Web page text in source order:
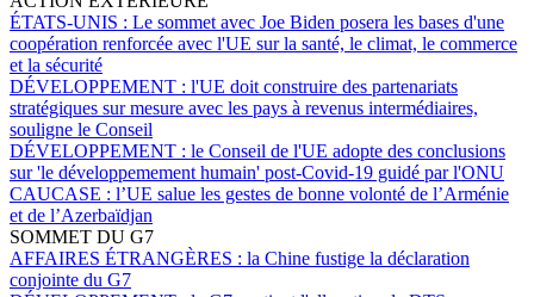
ÉTATS-UNIS : Le sommet avec Joe Biden posera les bases d'une
coopération renforcée avec l'UE sur la santé, le climat, le commerce
et la sécurité
DÉVELOPPEMENT : l'UE doit construire des partenariats
stratégiques sur mesure avec les pays à revenus intermédiaires,
souligne le Conseil
DÉVELOPPEMENT : le Conseil de l'UE adopte des conclusions
sur 'le développemement humain' post-Covid-19 guidé par l'ONU
CAUCASE : l’UE salue les gestes de bonne volonté de l’Arménie
et de l’Azerbaïdjan
SOMMET DU G7
AFFAIRES ÉTRANGÈRES : la Chine fustige la déclaration
conjointe du G7